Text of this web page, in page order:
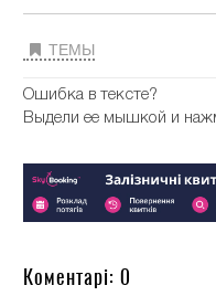
ТЕМЫ
Ошибка в тексте?
Выдели ее мышкой и
Коментарі: 0